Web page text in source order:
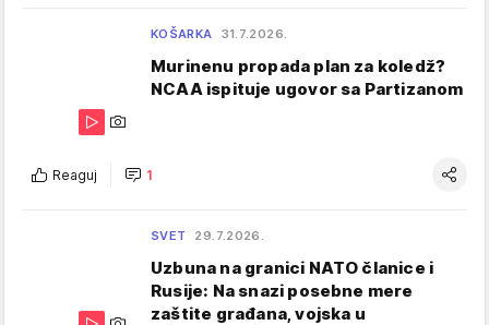
KOŠARKA 31.7.2026.
Murinenu propada plan za koledž?
NCAA ispituje ugovor sa Partizanom
Reaguj 1
SVET 29.7.2026.
Uzbuna na granici NATO članice i
Rusije: Na snazi posebne mere
zaštite građana, vojska u